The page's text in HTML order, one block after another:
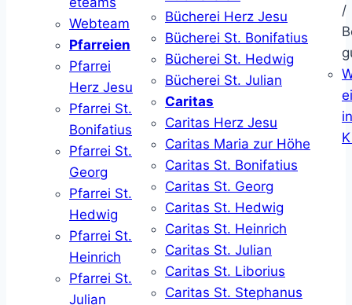
Webteam
Pfarreien
Pfarrei
Herz Jesu
Pfarrei St.
Bonifatius
Pfarrei St.
Georg
Pfarrei St.
Hedwig
Pfarrei St.
Heinrich
Pfarrei St.
Julian
Bücherei Herz Jesu
Bücherei St. Bonifatius
Bücherei St. Hedwig
Bücherei St. Julian
Caritas
Caritas Herz Jesu
Caritas Maria zur Höhe
Caritas St. Bonifatius
Caritas St. Georg
Caritas St. Hedwig
Caritas St. Heinrich
Caritas St. Julian
Caritas St. Liborius
Caritas St. Stephanus
/